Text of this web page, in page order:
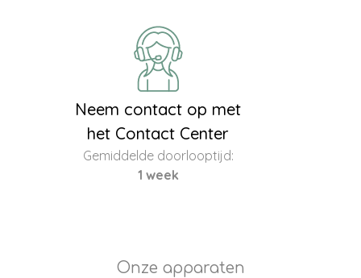
Neem contact op met
het Contact Center
Gemiddelde doorlooptijd:
1 week
Onze apparaten